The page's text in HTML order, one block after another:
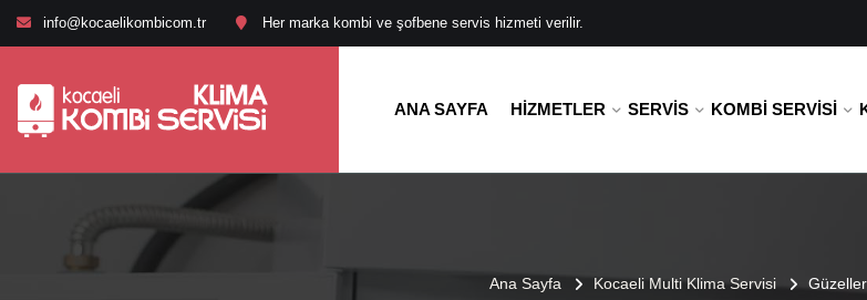
info@kocaelikombicom.tr Her marka kombi ve şofbene servis hizmeti verilir.
ANA SAYFA HIZMETLER SERVIS KOMBI SERVISI
Ana Sayfa Kocaeli Multi Klima Servisi